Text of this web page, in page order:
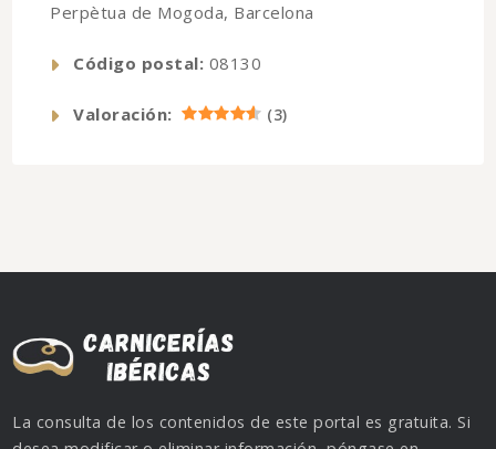
Perpètua de Mogoda, Barcelona
Código postal: 08130
Valoración: (3)
La consulta de los contenidos de este portal es gratuita. Si